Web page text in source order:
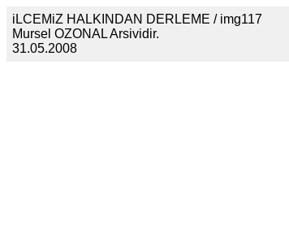
iLCEMiZ HALKINDAN DERLEME / img117
Mursel OZONAL Arsividir.
31.05.2008